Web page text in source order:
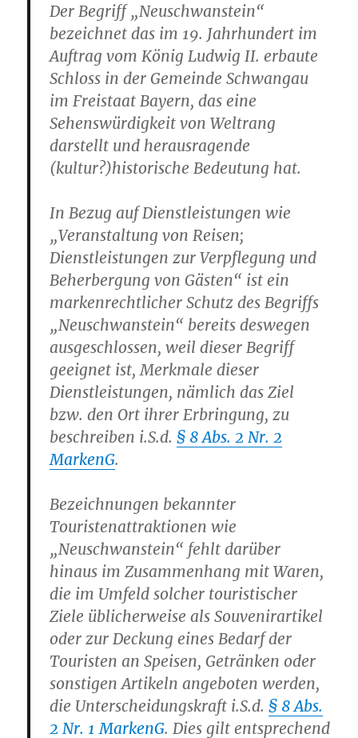
Der Begriff „Neuschwanstein“
bezeichnet das im 19. Jahrhundert im
Auftrag vom König Ludwig II. erbaute
Schloss in der Gemeinde Schwangau
im Freistaat Bayern, das eine
Sehenswürdigkeit von Weltrang
darstellt und herausragende
(kultur?)historische Bedeutung hat.
In Bezug auf Dienstleistungen wie
„Veranstaltung von Reisen;
Dienstleistungen zur Verpflegung und
Beherbergung von Gästen“ ist ein
markenrechtlicher Schutz des Begriffs
„Neuschwanstein“ bereits deswegen
ausgeschlossen, weil dieser Begriff
geeignet ist, Merkmale dieser
Dienstleistungen, nämlich das Ziel
bzw. den Ort ihrer Erbringung, zu
beschreiben i.S.d.§ 8 Abs. 2 Nr. 2
MarkenG.
Bezeichnungen bekannter
Touristenattraktionen wie
„Neuschwanstein“ fehlt darüber
hinaus im Zusammenhang mit Waren,
die im Umfeld solcher touristischer
Ziele üblicherweise als Souvenirartikel
oder zur Deckung eines Bedarf der
Touristen an Speisen, Getränken oder
sonstigen Artikeln angeboten werden,
die Unterscheidungskraft i.S.d.§ 8 Abs.
2 Nr. 1 MarkenG. Dies gilt entsprechend